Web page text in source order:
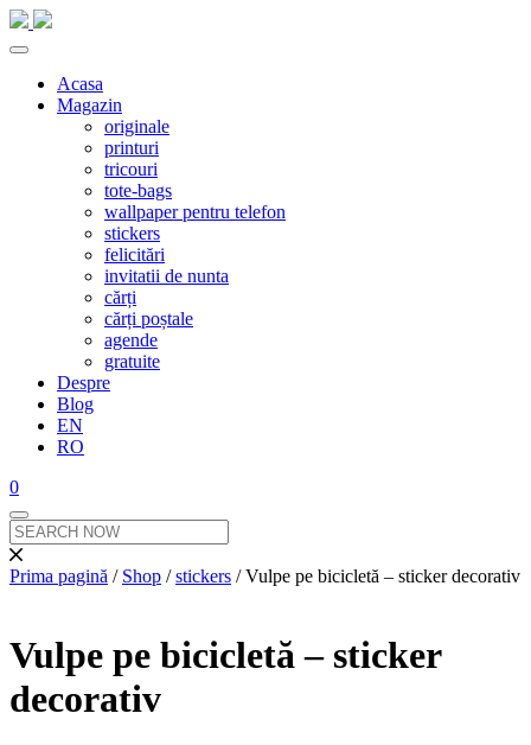
Acasa
Magazin
originale
printuri
tricouri
tote-bags
wallpaper pentru telefon
stickers
felicitări
invitatii de nunta
cărți
cărți poștale
agende
gratuite
Despre
Blog
EN
RO
0
Prima pagină / Shop /stickers / Vulpe pe bicicletă – sticker decorativ
Vulpe pe bicicletă – sticker
decorativ